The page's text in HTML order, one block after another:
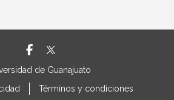
de Guanajuato
Términos y condiciones